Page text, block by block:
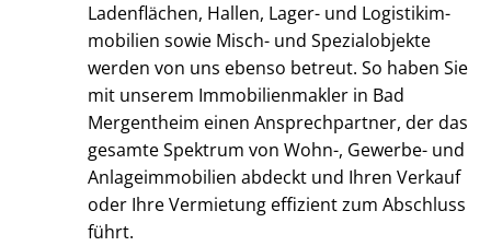
Ladenflächen, Hallen, Lager- und Lo­gis­tik­im­
mo­bi­li­en sowie Misch- und Spezialobjekte
werden von uns ebenso betreut. So haben Sie
mit unserem Im­mo­bi­li­en­mak­ler in Bad
Mergentheim einen Ansprechpartner, der das
gesamte Spektrum von Wohn-, Gewerbe- und
An­la­ge­im­mo­bi­li­en abdeckt und Ihren Verkauf
oder Ihre Vermietung effizient zum Abschluss
führt.